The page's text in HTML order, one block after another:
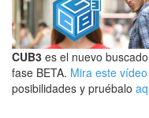
CUB3 es el nuevo
fase BETA. Mira este vídeo
posibilidades y pruébalo